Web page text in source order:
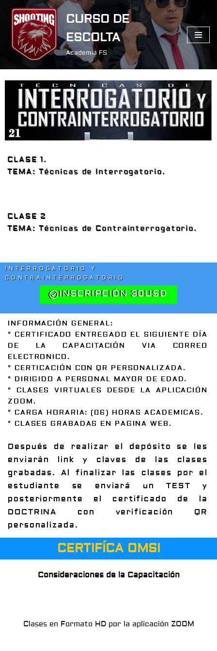
Saltar
contenido
CURSO DE
ESCOLTA
Academia FS
CLASE 1.
TEMA: Técnicas de Interrogatorio.
CLASE 2
TEMA: Técnicas de Contrainterrogatorio.
INTERROGATORIO Y
CONTRAINTERROGATORIO
INSCRIPCIÓN 30USD
INFORMACIÓN GENERAL:
° CERTIFICADO ENTREGADO EL SIGUIENTE DÍA
DE LA CAPACITACIÓN VIA CORREO
ELECTRONICO.
° CERTICACIÓN CON QR PERSONALIZADA.
° DIRIGIDO A PERSONAL MAYOR DE EDAD.
° CLASES VIRTUALES DESDE LA APLICACIÓN
ZOOM.
° CARGA HORARIA: (06) HORAS ACADEMICAS.
° CLASES GRABADAS EN PAGINA WEB.
Después de realizar el depósito se les
enviarán link y claves de las clases
grabadas. Al finalizar las clases por el
estudiante se enviará un TEST y
posteriormente el certificado de la
DOCTRINA con verificación QR
personalizada.
CERTIFÍCA OMSI
Consideraciones de la Capacitación
Clases en Formato HD por la aplicación ZOOM